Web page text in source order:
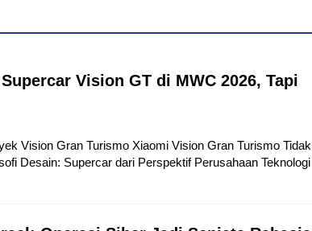
Vision GT di MWC 2026, Tapi
Vision Gran Turismo Xiaomi Vision Gran Turismo Tidak
Desain: Supercar dari Perspektif Perusahaan Teknologi